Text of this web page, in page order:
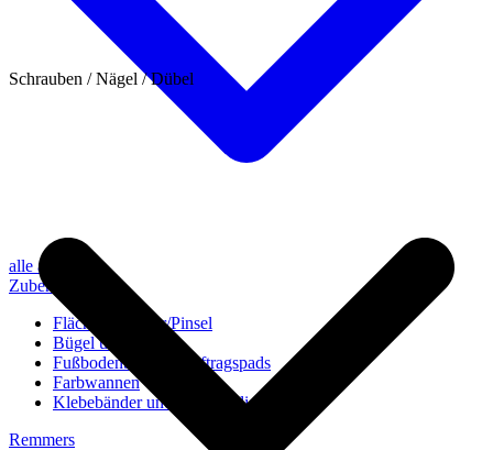
alle anzeigen
Zubehör
Flächenstreicher/Pinsel
Bügel und Rollen
Fußbodenbürsten/Auftragspads
Farbwannen
Klebebänder und Abdeckvlies
Remmers
Schrauben / Nägel / Dübel